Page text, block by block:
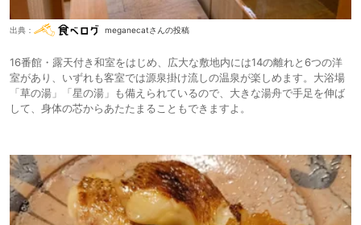
出典： meganecatさんの投稿
16番館・露天付き和室をはじめ、広大な敷地内には14の離れと6つの洋
室があり、いずれも客室では源泉掛け流しの温泉が楽しめます。大浴場
「草の湯」「星の湯」も備えられているので、大きな湯舟で手足を伸ば
して、身体の芯からあたたまることもできますよ。